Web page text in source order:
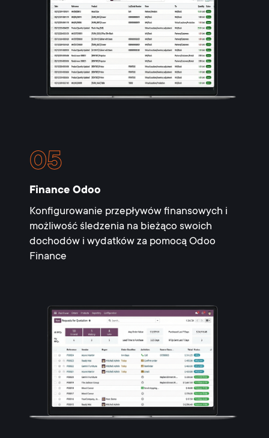
Finance Odoo
Konfigurowanie przepływów finansowych i
możliwość śledzenia na bieżąco swoich
dochodów i wydatków za pomocą Odoo
Finance